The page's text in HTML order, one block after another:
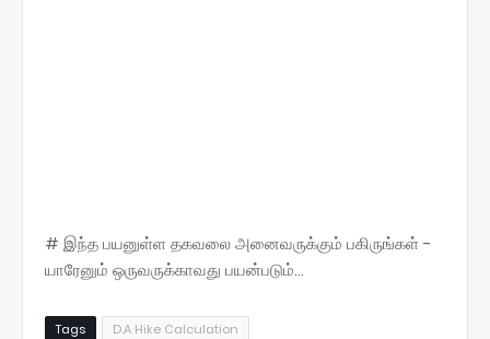
# இந்த பயனுள்ள தகவலை அனைவருக்கும் பகிருங்கள் -
யாரேனும் ஒருவருக்காவது பயன்படும்...
Tags D.A Hike Calculation